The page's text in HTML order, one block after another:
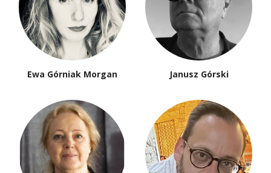
Ewa Górniak Morgan Janusz Górski